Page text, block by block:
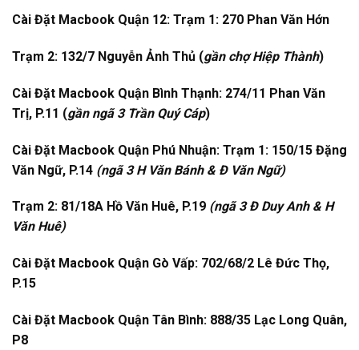
Cài Đặt Macbook Quận 12: Trạm 1: 270 Phan Văn Hớn
Trạm 2: 132/7 Nguyễn Ảnh Thủ (gần chợ Hiệp Thành)
Cài Đặt Macbook Quận Bình Thạnh: 274/11 Phan Văn
Trị, P.11 (gần ngã 3 Trần Quý Cáp)
Cài Đặt Macbook Quận Phú Nhuận: Trạm 1: 150/15 Đặng
Văn Ngữ, P.14 (ngã 3 H Văn Bánh & Đ Văn Ngữ)
Trạm 2: 81/18A Hồ Văn Huê, P.19 (ngã 3 Đ Duy Anh & H
Văn Huê)
Cài Đặt Macbook Quận Gò Vấp: 702/68/2 Lê Đức Thọ,
P.15
Cài Đặt Macbook Quận Tân Bình: 888/35 Lạc Long Quân,
P8